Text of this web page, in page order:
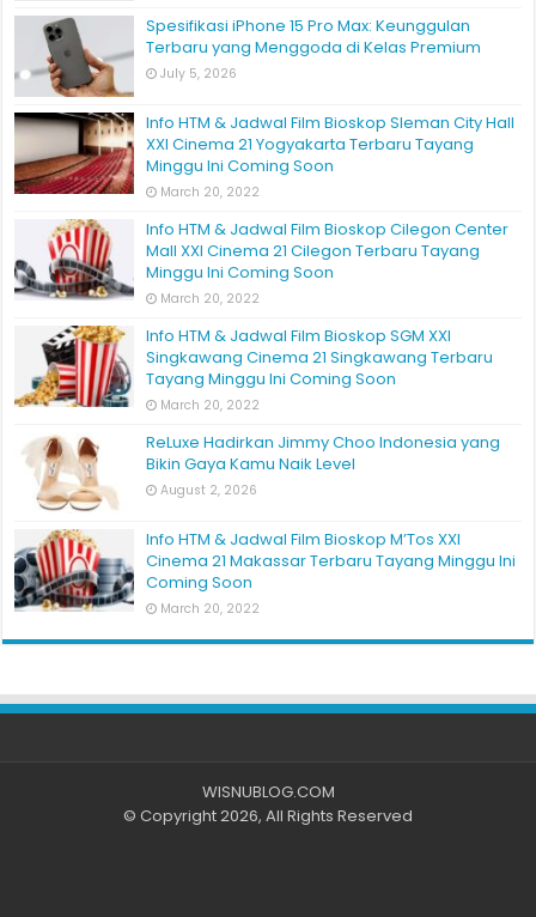
Spesifikasi iPhone 15 Pro Max: Keunggulan
Terbaru yang Menggoda di Kelas Premium
July 5, 2026
Info HTM & Jadwal Film Bioskop Sleman City Hall
XXI Cinema 21 Yogyakarta Terbaru Tayang
Minggu Ini Coming Soon
March 20, 2022
Info HTM & Jadwal Film Bioskop Cilegon Center
Mall XXI Cinema 21 Cilegon Terbaru Tayang
Minggu Ini Coming Soon
March 20, 2022
Info HTM & Jadwal Film Bioskop SGM XXI
Singkawang Cinema 21 Singkawang Terbaru
Tayang Minggu Ini Coming Soon
March 20, 2022
ReLuxe Hadirkan Jimmy Choo Indonesia yang
Bikin Gaya Kamu Naik Level
August 2, 2026
Info HTM & Jadwal Film Bioskop M’Tos XXI
Cinema 21 Makassar Terbaru Tayang Minggu Ini
Coming Soon
March 20, 2022
WISNUBLOG.COM
© Copyright 2026, All Rights Reserved